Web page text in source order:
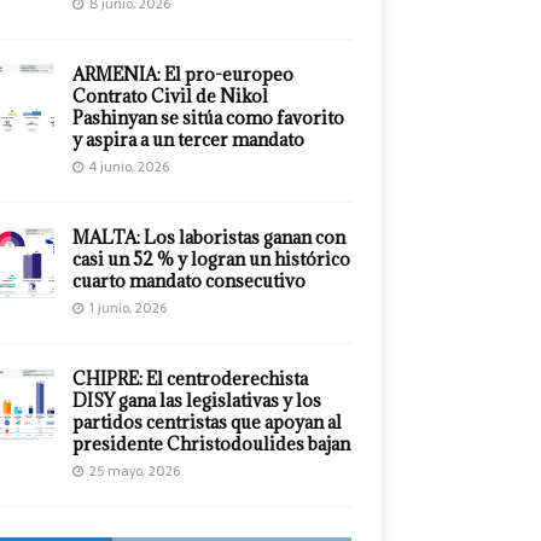
ARMENIA: El pro-europeo
Contrato Civil de Nikol
Pashinyan se sitúa como favorito
y aspira a un tercer mandato
4 junio, 2026
MALTA: Los laboristas ganan con
casi un 52 % y logran un histórico
cuarto mandato consecutivo
1 junio, 2026
CHIPRE: El centroderechista
DISY gana las legislativas y los
partidos centristas que apoyan al
presidente Christodoulides bajan
25 mayo, 2026